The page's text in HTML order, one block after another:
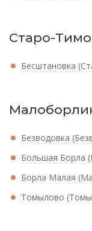
Старо-
Бесштановка
Безводовка
Большая Борла
Борла Малая
Томылово